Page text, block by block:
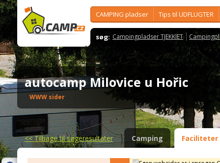
CAMPING pladser Tips til UDFLUGTER
søg: Campingpladser TJEKKIET
autocamp Milovice u Hořic
WWW sider
<<Tilbage til søgeresultater Camping Faciliteter